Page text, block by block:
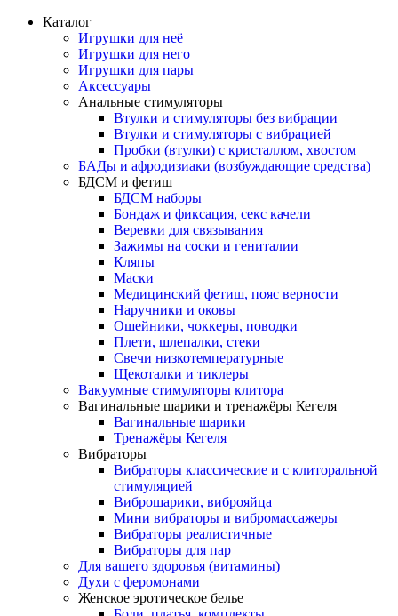
Каталог
Игрушки для неё
Игрушки для него
Игрушки для пары
Аксессуары
Анальные стимуляторы
Втулки и стимуляторы без вибрации
Втулки и стимуляторы с вибрацией
Пробки (втулки) с кристаллом, хвостом
БАДы и афродизиаки (возбуждающие средства)
БДСМ и фетиш
БДСМ наборы
Бондаж и фиксация, секс качели
Веревки для связывания
Зажимы на соски и гениталии
Кляпы
Маски
Медицинский фетиш, пояс верности
Наручники и оковы
Ошейники, чоккеры, поводки
Плети, шлепалки, стеки
Свечи низкотемпературные
Щекоталки и тиклеры
Вакуумные стимуляторы клитора
Вагинальные шарики и тренажёры Кегеля
Вагинальные шарики
Тренажёры Кегеля
Вибраторы
Вибраторы классические и с клиторальной
стимуляцией
Виброшарики, виброяйца
Мини вибраторы и вибромассажеры
Вибраторы реалистичные
Вибраторы для пар
Для вашего здоровья (витамины)
Духи с феромонами
Женское эротическое белье